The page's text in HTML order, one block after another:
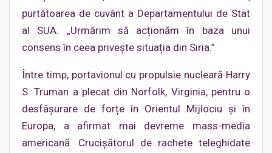
purtătoarea de cuvânt a Departamentului de Stat
al SUA. „Urmărim să acționăm în baza unui
consens în ceea privește situația din Siria.”
Între timp, portavionul cu propulsie nucleară Harry
S. Truman a plecat din Norfolk, Virginia, pentru o
desfășurare de forțe în Orientul Mijlociu și în
Europa, a afirmat mai devreme mass-media
americană. Crucișătorul de rachete teleghidate